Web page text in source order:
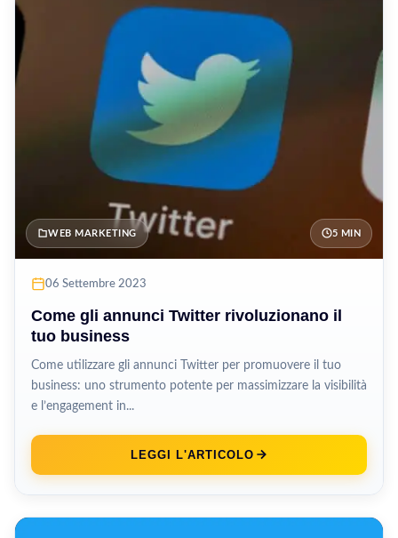
WEB MARKETING 5 MIN
06 Settembre 2023
Come gli annunci Twitter rivoluzionano il
tuo business
Come utilizzare gli annunci Twitter per promuovere il tuo
business: uno strumento potente per massimizzare la visibilità
e l’engagement in...
LEGGI L'ARTICOLO